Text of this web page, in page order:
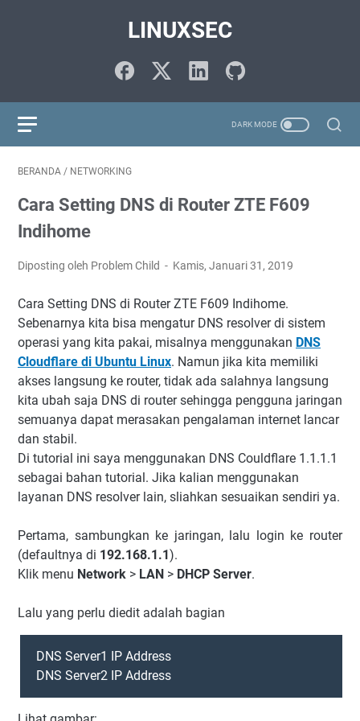
LINUXSEC
BERANDA / NETWORKING
Cara Setting DNS di Router ZTE F609
Indihome
Diposting oleh Problem Child Kamis, Januari 31, 2019
Cara Setting DNS di Router ZTE F609 Indihome.
Sebenarnya kita bisa mengatur DNS resolver di sistem
operasi yang kita pakai, misalnya menggunakan DNS
Cloudflare di Ubuntu Linux. Namun jika kita memiliki
akses langsung ke router, tidak ada salahnya langsung
kita ubah saja DNS di router sehingga pengguna jaringan
semuanya dapat merasakan pengalaman internet lancar
dan stabil.
Di tutorial ini saya menggunakan DNS Couldflare 1.1.1.1
sebagai bahan tutorial. Jika kalian menggunakan
layanan DNS resolver lain, sliahkan sesuaikan sendiri ya.
Pertama, sambungkan ke jaringan, lalu login ke router
(defaultnya di 192.168.1.1).
Klik menu Network > LAN > DHCP Server.
Lalu yang perlu diedit adalah bagian
DNS Server1 IP Address
DNS Server2 IP Address